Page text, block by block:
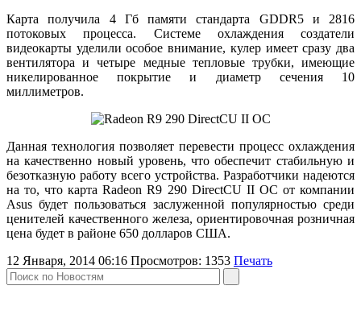
Карта получила 4 Гб памяти стандарта GDDR5 и 2816
потоковых процесса. Системе охлаждения создатели
видеокарты уделили особое внимание, кулер имеет сразу два
вентилятора и четыре медные тепловые трубки, имеющие
никелированное покрытие и диаметр сечения 10
миллиметров.
Данная технология позволяет перевести процесс охлаждения
на качественно новый уровень, что обеспечит стабильную и
безотказную работу всего устройства. Разработчики надеются
на то, что карта Radeon R9 290 DirectCU II OC от компании
Asus будет пользоваться заслуженной популярностью среди
ценителей качественного железа, ориентировочная розничная
цена будет в районе 650 долларов США.
12 Января, 2014 06:16 Просмотров: 1353 Печать